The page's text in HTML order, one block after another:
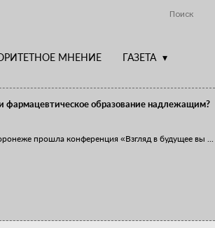
Поиск
МНЕНИЕ ГАЗЕТА
фармацевтическое образование надлежащим?
прошла конференция «Взгляд в будущее вы